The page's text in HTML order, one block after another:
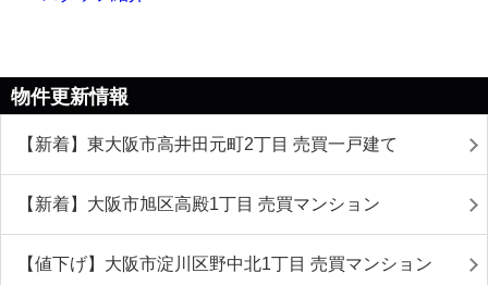
物件更新情報
【新着】東大阪市高井田元町2丁目 売買一戸建て
【新着】大阪市旭区高殿1丁目 売買マンション
【値下げ】大阪市淀川区野中北1丁目 売買マンション